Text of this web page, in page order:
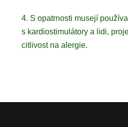
4. S opatrnosti musejí
s kardiostimulátory a lidi,
citlivost na alergie.